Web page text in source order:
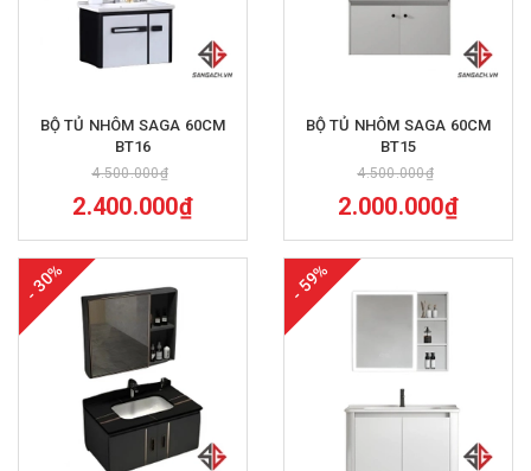
BỘ TỦ NHÔM SAGA 60CM
BT16
4.500.000₫
2.400.000₫
BỘ TỦ NHÔM SAGA 60CM
BT15
4.500.000₫
2.000.000₫
- 30% - 59%